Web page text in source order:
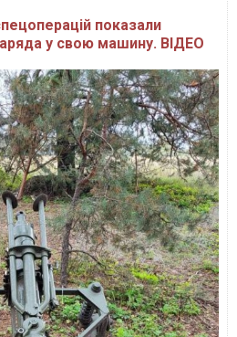
показали
у свою машину. ВІДЕО